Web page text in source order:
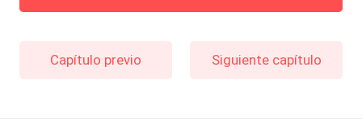
Capítulo previo Siguiente capítulo